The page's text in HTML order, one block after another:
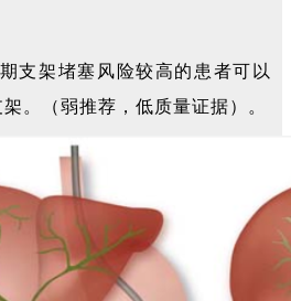
支架堵塞风险较高的患者可以
。（弱推荐，低质量证据）。